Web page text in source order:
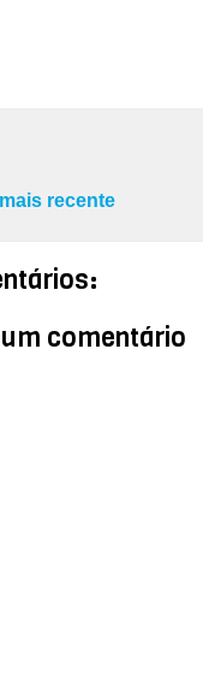
recente
comentário